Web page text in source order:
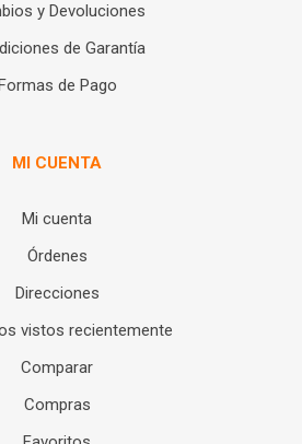
y Devoluciones
de Garantía
de Pago
MI CUENTA
Mi cuenta
Órdenes
Direcciones
vistos recientemente
Comparar
Compras